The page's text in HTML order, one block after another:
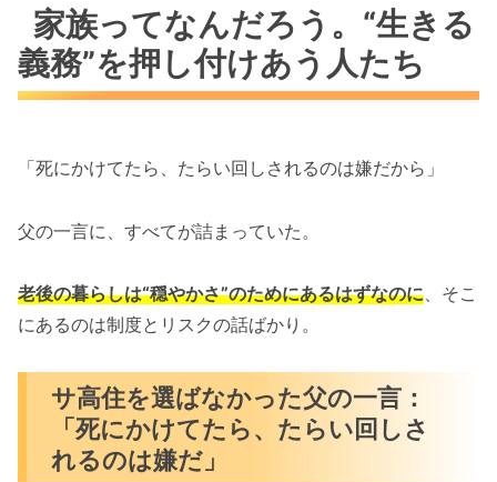
家族ってなんだろう。“生きる
義務”を押し付けあう人たち
「死にかけてたら、たらい回しされるのは嫌だから」
父の一言に、すべてが詰まっていた。
老後の暮らしは“穏やかさ”のためにあるはずなのに、そこ
にあるのは制度とリスクの話ばかり。
サ高住を選ばなかった父の一言：
「死にかけてたら、たらい回しさ
れるのは嫌だ」